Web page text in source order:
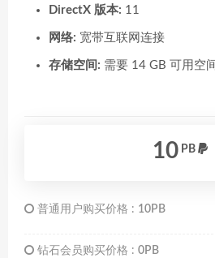
DirectX 版本: 11
网络: 宽带互联网连接
存储空间: 需要 14 GB 可用空间
10 PB
普通用户购买价格 : 10PB
钻石会员购买价格 : 0PB